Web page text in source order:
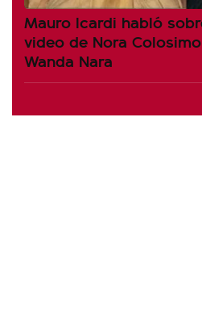
Mauro Icardi habló
video de Nora
Wanda Nara